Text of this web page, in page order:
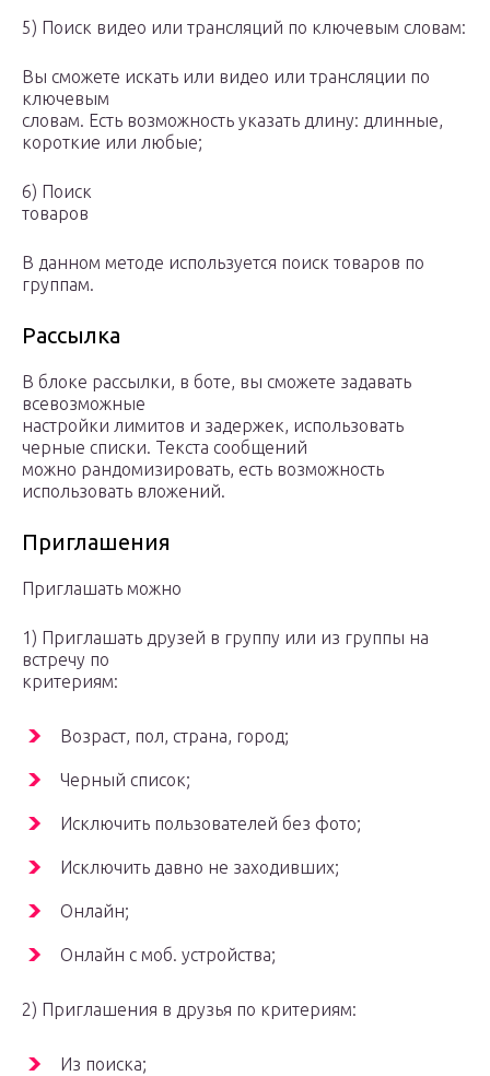
5) Поиск видео или трансляций по ключевым словам:
Вы сможете искать или видео или трансляции по
ключевым
словам. Есть возможность указать длину: длинные,
короткие или любые;
6) Поиск
товаров
В данном методе используется поиск товаров по
группам.
Рассылка
В блоке рассылки, в боте, вы сможете задавать
всевозможные
настройки лимитов и задержек, использовать
черные списки. Текста сообщений
можно рандомизировать, есть возможность
использовать вложений.
Приглашения
Приглашать можно
1) Приглашать друзей в группу или из группы на
встречу по
критериям:
Возраст, пол, страна, город;
Черный список;
Исключить пользователей без фото;
Исключить давно не заходивших;
Онлайн;
Онлайн с моб. устройства;
2) Приглашения в друзья по критериям:
Из поиска;